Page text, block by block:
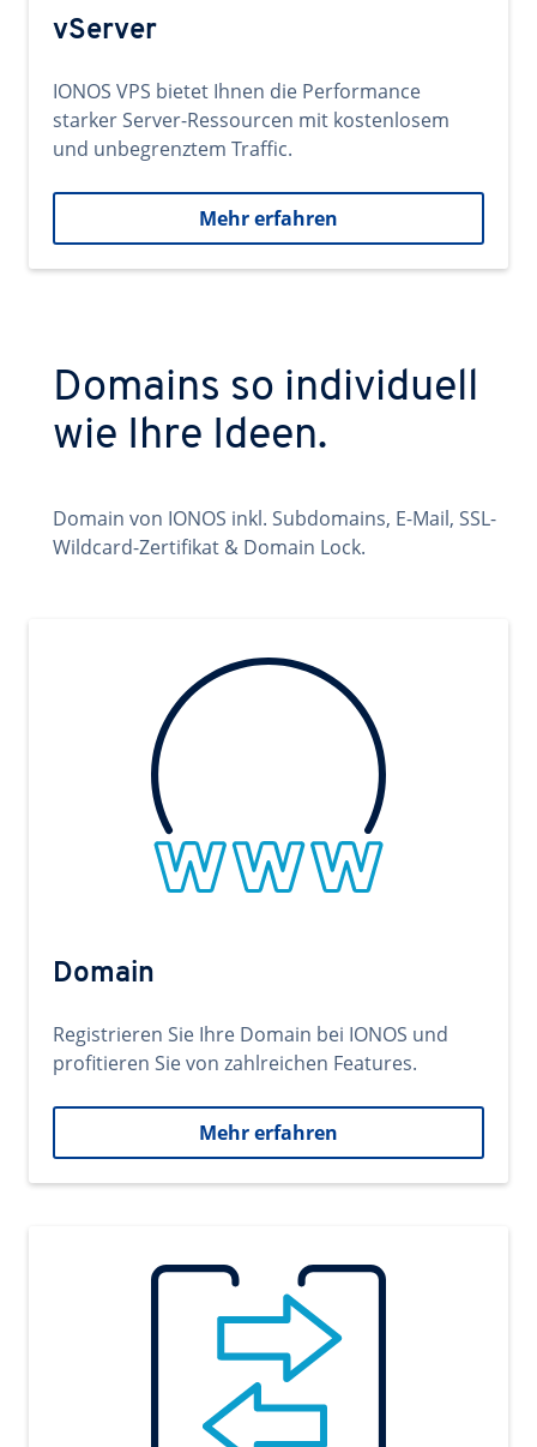
vServer
IONOS VPS bietet Ihnen die Performance
starker Server-Ressourcen mit kostenlosem
und unbegrenztem Traffic.
Mehr erfahren
Domains so individuell
wie Ihre Ideen.
Domain von IONOS inkl. Subdomains, E-Mail, SSL-
Wildcard-Zertifikat & Domain Lock.
Domain
Registrieren Sie Ihre Domain bei IONOS und
profitieren Sie von zahlreichen Features.
Mehr erfahren